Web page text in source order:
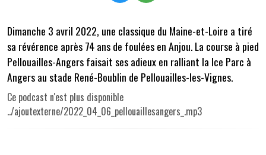
Dimanche 3 avril 2022, une classique du Maine-et-Loire a tiré
sa révérence après 74 ans de foulées en Anjou. La course à pied
Pellouailles-Angers faisait ses adieux en ralliant la Ice Parc à
Angers au stade René-Boublin de Pellouailles-les-Vignes.
Ce podcast n'est plus disponible
../ajoutexterne/2022_04_06_pellouaillesangers_.mp3